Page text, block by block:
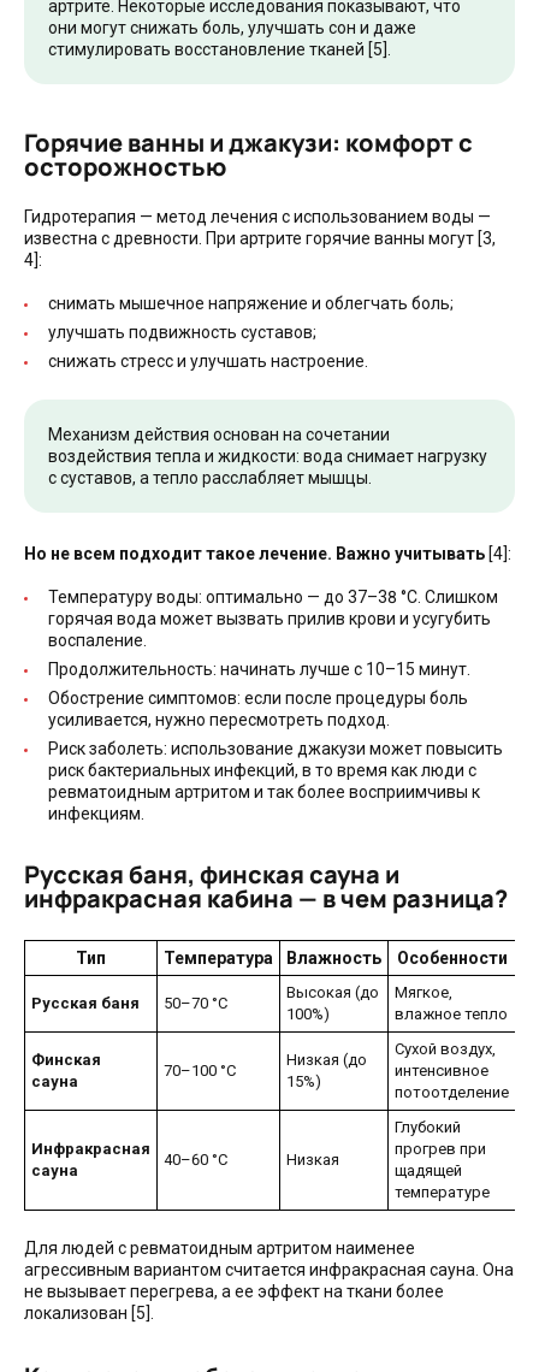
артрите. Некоторые исследования показывают, что
они могут снижать боль, улучшать сон и даже
стимулировать восстановление тканей [5].
Горячие ванны и джакузи: комфорт с
осторожностью
Гидротерапия — метод лечения с использованием воды —
известна с древности. При артрите горячие ванны могут [3,
4]:
снимать мышечное напряжение и облегчать боль;
улучшать подвижность суставов;
снижать стресс и улучшать настроение.
Механизм действия основан на сочетании
воздействия тепла и жидкости: вода снимает нагрузку
с суставов, а тепло расслабляет мышцы.
Но не всем подходит такое лечение. Важно учитывать [4]:
Температуру воды: оптимально — до 37–38 °C. Слишком
горячая вода может вызвать прилив крови и усугубить
воспаление.
Продолжительность: начинать лучше с 10–15 минут.
Обострение симптомов: если после процедуры боль
усиливается, нужно пересмотреть подход.
Риск заболеть: использование джакузи может повысить
риск бактериальных инфекций, в то время как люди с
ревматоидным артритом и так более восприимчивы к
инфекциям.
Русская баня, финская сауна и
инфракрасная кабина — в чем разница?
Тип Температура Влажность Особенности
Русская баня 50–70 °C
Высокая (до
100%)
Мягкое,
влажное тепло
Финская
сауна
70–100 °C
Низкая (до
15%)
Сухой воздух,
интенсивное
потоотделение
Инфракрасная
сауна
40–60 °C Низкая
Глубокий
прогрев при
щадящей
температуре
Для людей с ревматоидным артритом наименее
агрессивным вариантом считается инфракрасная сауна. Она
не вызывает перегрева, а ее эффект на ткани более
локализован [5].